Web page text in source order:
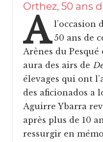
Orthez, 50 ans
A l’occasion
50 ans de
Arènes du
aura des airs de
élevages qui ont
des aficionados a
Aguirre Ybarra
après plus de 10
ressurgir en